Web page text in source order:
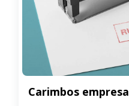
Carimbos